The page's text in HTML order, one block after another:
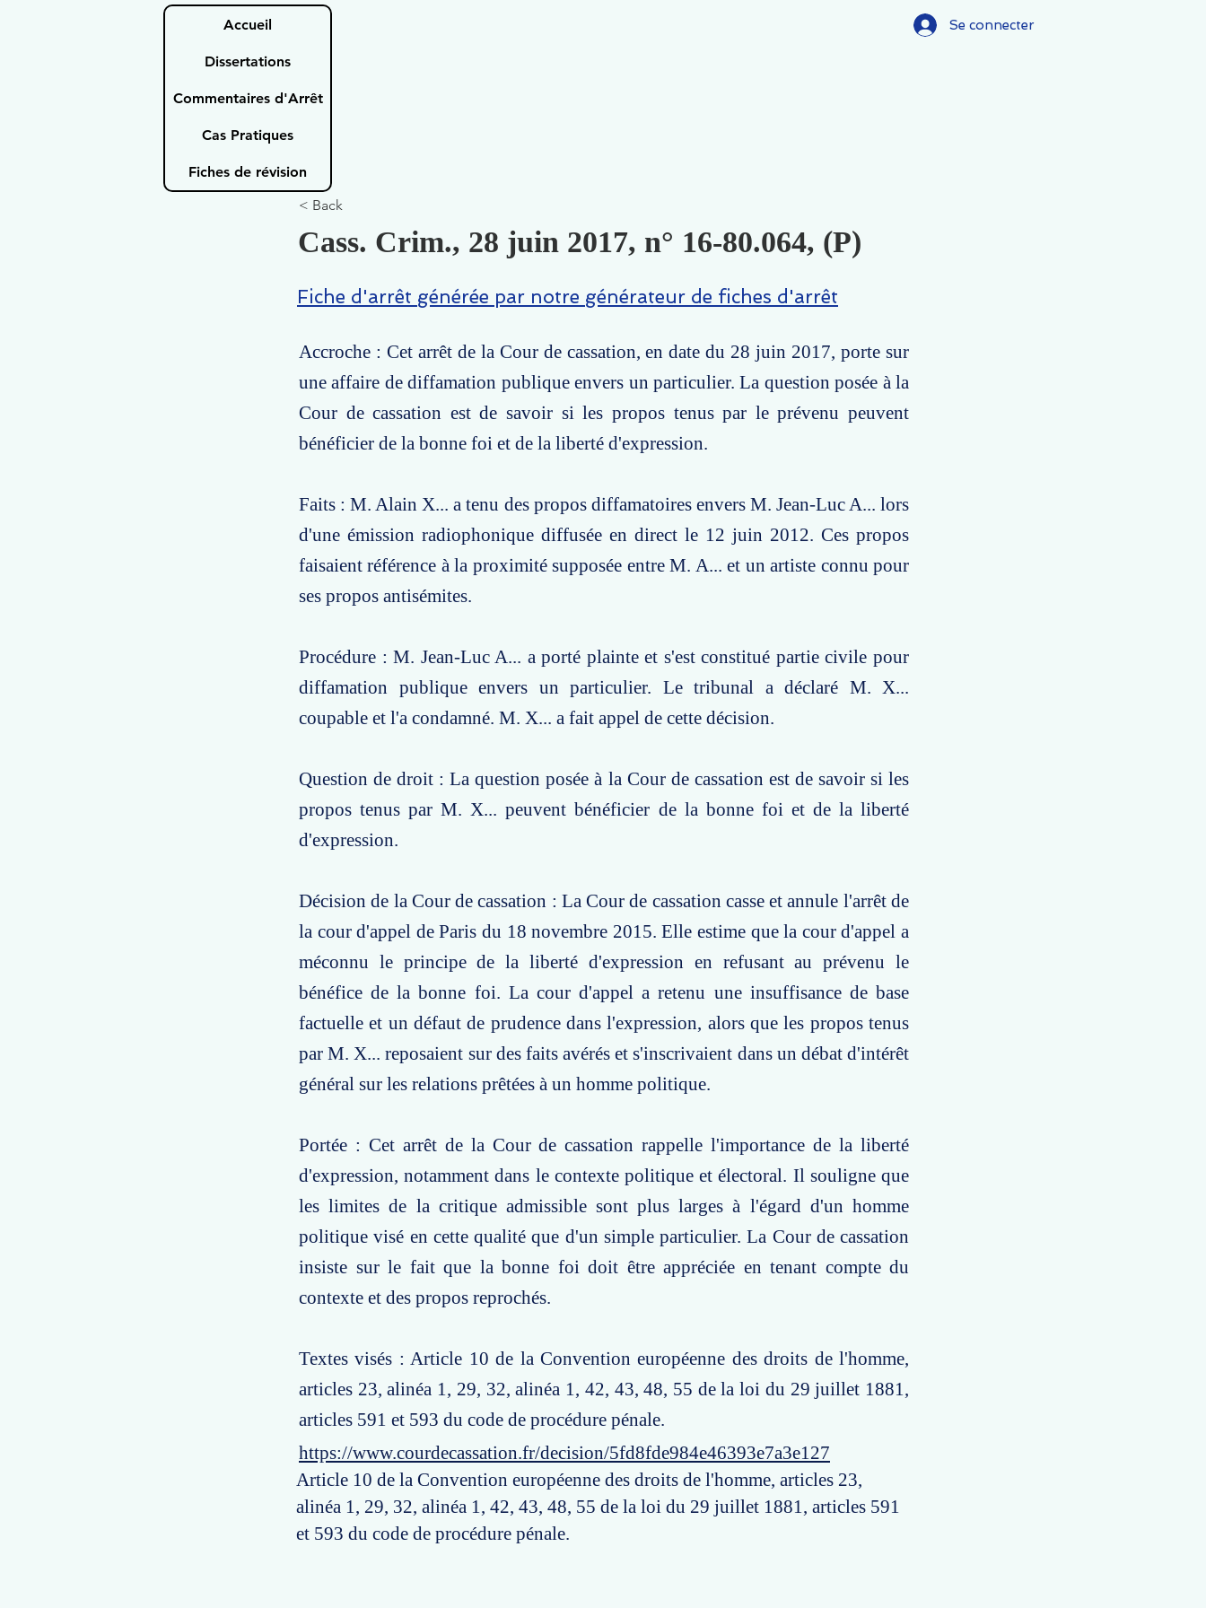
Accueil
Dissertations
Commentaires d'Arrêt
Cas Pratiques
Fiches de révision
Se connecter
< Back
Cass. Crim., 28 juin 2017, n° 16-80.064, (P)
Fiche d'arrêt générée par notre générateur de fiches d'arrêt
Accroche : Cet arrêt de la Cour de cassation, en date du 28 juin 2017, porte sur
une affaire de diffamation publique envers un particulier. La question posée à la
Cour de cassation est de savoir si les propos tenus par le prévenu peuvent
bénéficier de la bonne foi et de la liberté d'expression.
Faits : M. Alain X... a tenu des propos diffamatoires envers M. Jean-Luc A... lors
d'une émission radiophonique diffusée en direct le 12 juin 2012. Ces propos
faisaient référence à la proximité supposée entre M. A... et un artiste connu pour
ses propos antisémites.
Procédure : M. Jean-Luc A... a porté plainte et s'est constitué partie civile pour
diffamation publique envers un particulier. Le tribunal a déclaré M. X...
coupable et l'a condamné. M. X... a fait appel de cette décision.
Question de droit : La question posée à la Cour de cassation est de savoir si les
propos tenus par M. X... peuvent bénéficier de la bonne foi et de la liberté
d'expression.
Décision de la Cour de cassation : La Cour de cassation casse et annule l'arrêt de
la cour d'appel de Paris du 18 novembre 2015. Elle estime que la cour d'appel a
méconnu le principe de la liberté d'expression en refusant au prévenu le
bénéfice de la bonne foi. La cour d'appel a retenu une insuffisance de base
factuelle et un défaut de prudence dans l'expression, alors que les propos tenus
par M. X... reposaient sur des faits avérés et s'inscrivaient dans un débat d'intérêt
général sur les relations prêtées à un homme politique.
Portée : Cet arrêt de la Cour de cassation rappelle l'importance de la liberté
d'expression, notamment dans le contexte politique et électoral. Il souligne que
les limites de la critique admissible sont plus larges à l'égard d'un homme
politique visé en cette qualité que d'un simple particulier. La Cour de cassation
insiste sur le fait que la bonne foi doit être appréciée en tenant compte du
contexte et des propos reprochés.
Textes visés : Article 10 de la Convention européenne des droits de l'homme,
articles 23, alinéa 1, 29, 32, alinéa 1, 42, 43, 48, 55 de la loi du 29 juillet 1881,
articles 591 et 593 du code de procédure pénale.
https://www.courdecassation.fr/decision/5fd8fde984e46393e7a3e127
Article 10 de la Convention européenne des droits de l'homme, articles 23,
alinéa 1, 29, 32, alinéa 1, 42, 43, 48, 55 de la loi du 29 juillet 1881, articles 591
et 593 du code de procédure pénale.